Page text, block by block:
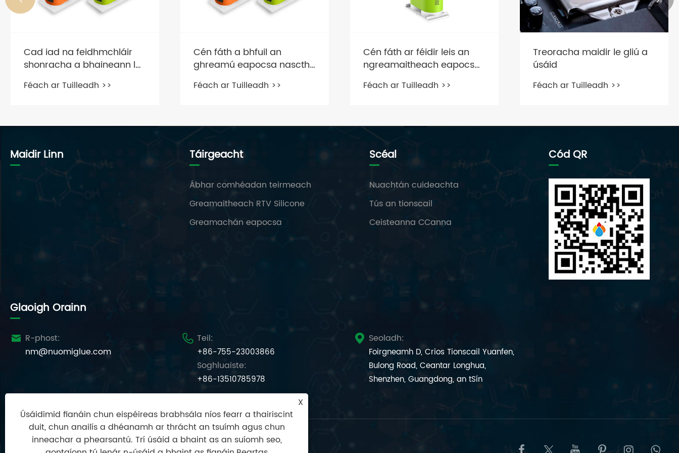
Cad iad na feidhmchláir
shonracha a bhaineann le
greamaitheacht eapocsa
a nascadh le haghaidh
Féach ar Tuilleadh >>
Cén fáth a bhfuil an
ghreamú eapocsa nasctha
seo ina phríomhábhar
nach féidir le monaróirí
Féach ar Tuilleadh >>
Cén fáth ar féidir leis an
ngreamaitheach eapocsa
seo cabhrú leat an fhadhb
a bhaineann le
Féach ar Tuilleadh >>
Treoracha maidir le gliú a
úsáid
Féach ar Tuilleadh >>
Maidir Linn Táirgeacht
Ábhar comhéadan teirmeach
Greamaitheach RTV Silicone
Greamachán eapocsa
Scéal
Nuachtán cuideachta
Tús an tionscail
Ceisteanna CCanna
Cód QR
Glaoigh Orainn
 R-phost:
nm@nuomiglue.com
 Teil:
+86-755-23003866
Soghluaiste:
+86-13510785978
 Seoladh:
Foirgneamh D, Crios Tionscail Yuanfen,
Bulong Road, Ceantar Longhua,
Shenzhen, Guangdong, an tSín
X
Úsáidimid fianáin chun eispéireas brabhsála níos fearr a thairiscint
duit, chun anailís a dhéanamh ar thrácht an tsuímh agus chun
inneachar a phearsantú. Trí úsáid a bhaint as an suíomh seo,